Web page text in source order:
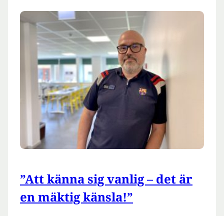
”Att känna sig vanlig – det är
en mäktig känsla!”